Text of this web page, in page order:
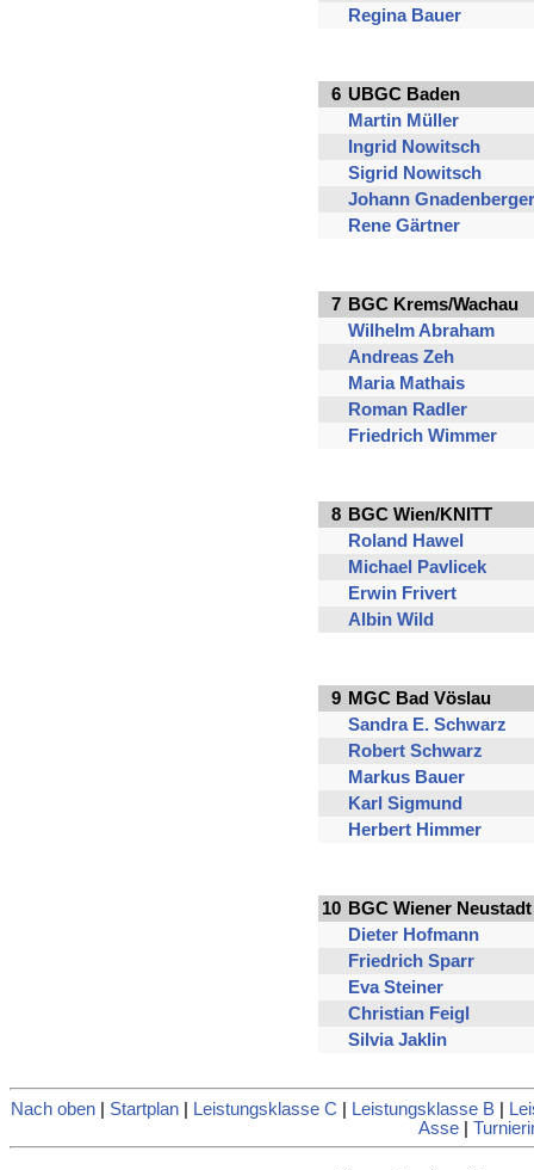
Regina Bauer
6 UBGC Baden
Martin Müller
Ingrid Nowitsch
Sigrid Nowitsch
Johann Gnadenberger
Rene Gärtner
7 BGC Krems/Wachau
Wilhelm Abraham
Andreas Zeh
Maria Mathais
Roman Radler
Friedrich Wimmer
8 BGC Wien/KNITT
Roland Hawel
Michael Pavlicek
Erwin Frivert
Albin Wild
9 MGC Bad Vöslau
Sandra E. Schwarz
Robert Schwarz
Markus Bauer
Karl Sigmund
Herbert Himmer
10 BGC Wiener Neustadt
Dieter Hofmann
Friedrich Sparr
Eva Steiner
Christian Feigl
Silvia Jaklin
Nach oben| Startplan| Leistungsklasse C Leistungsklasse B|
Asse|